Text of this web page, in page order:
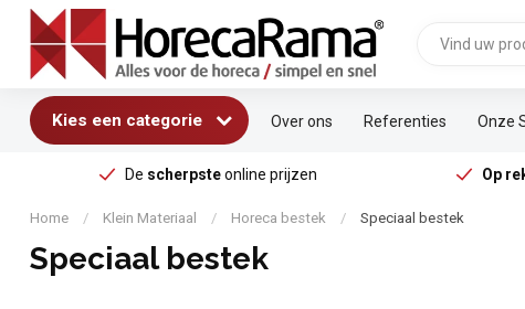
Kies een categorie Over ons Referenties Onze
De scherpsteonline prijzen Op
Home / Klein Materiaal / Horeca bestek / Speciaal bestek
Speciaal bestek